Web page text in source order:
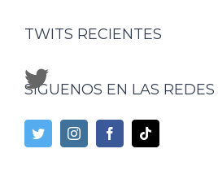
TWITS RECIENTES
SÍGUENOS EN LAS